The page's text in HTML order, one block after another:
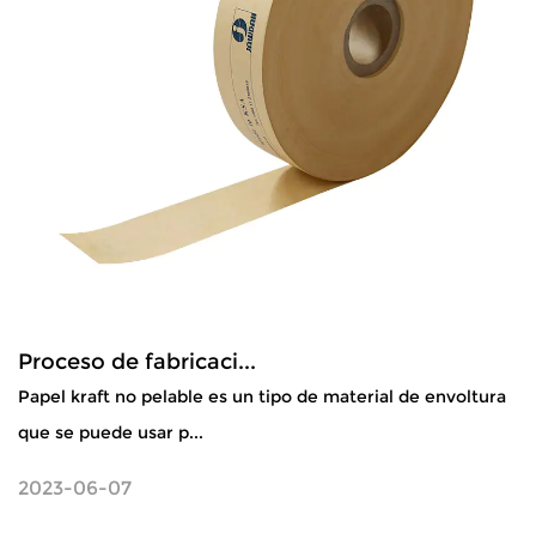
Proceso de fabricaci...
Papel kraft no pelable es un tipo de material de envoltura
que se puede usar p...
2023-06-07